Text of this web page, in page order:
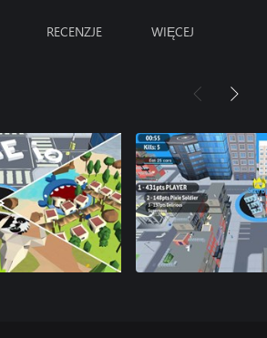
RECENZJE WIĘCEJ